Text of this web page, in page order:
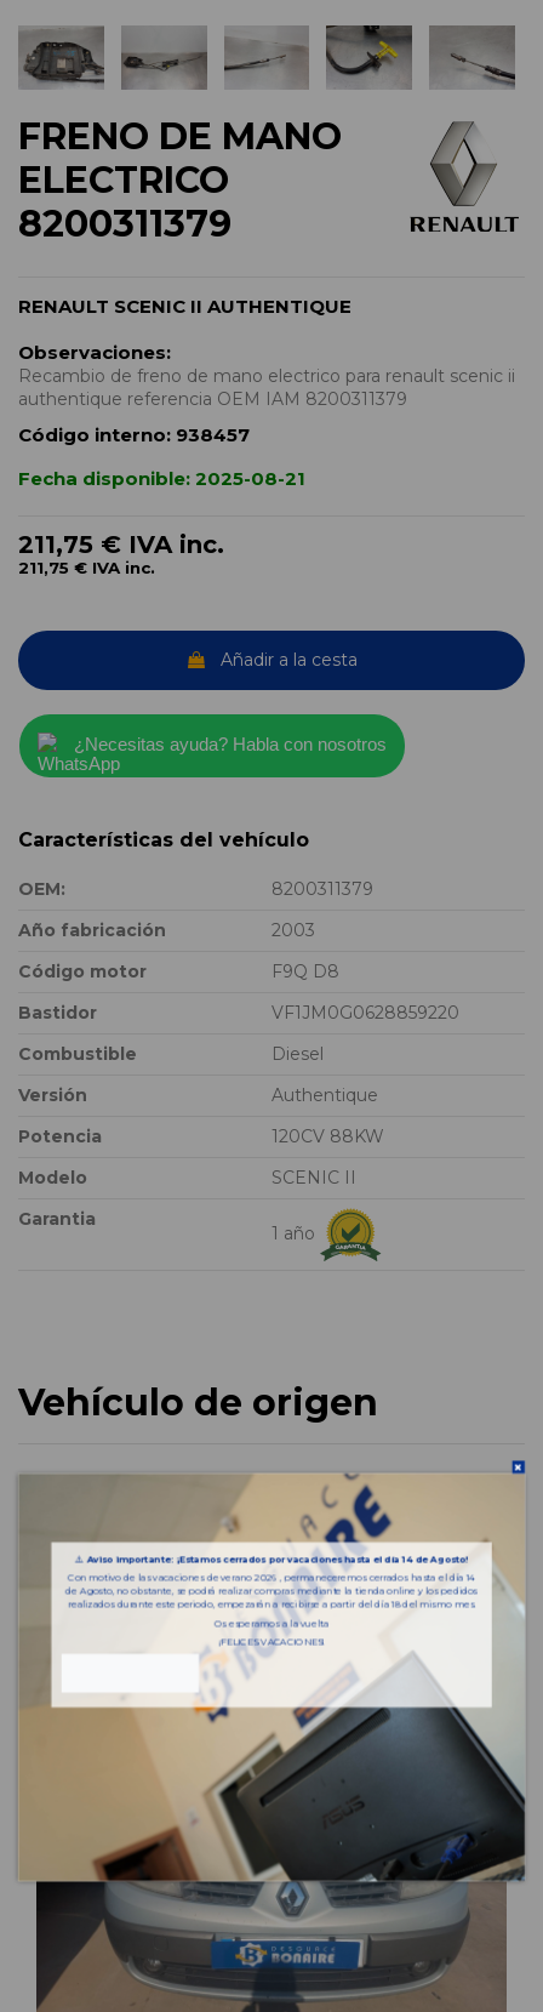
FRENO DE MANO
ELECTRICO
8200311379
RENAULT SCENIC II AUTHENTIQUE
Observaciones:
Recambio de freno de mano electrico para renault scenic ii
authentique referencia OEM IAM 8200311379
Código interno: 938457
Fecha disponible: 2025-08-21
211,75 € IVA inc.
211,75 € IVA inc.
Añadir a la cesta
¿Necesitas ayuda? Habla con nosotros
Características del vehículo
OEM:
8200311379
Año fabricación
2003
Código motor
F9Q D8
Bastidor
VF1JM0G0628859220
Combustible
Diesel
Versión
Authentique
Potencia
120CV 88KW
Modelo
SCENIC II
Garantia
1 año
Vehículo de origen
⚠️Aviso importante: ¡Estamos cerrados por vacaciones hasta el día 14 de Agosto!
Con motivo de las vacaciones de verano 2026 , permaneceremos cerrados hasta el día 14
de Agosto, no obstante, se podrá realizar compras mediante la tienda online y los pedidos
realizados durante este periodo, empezarán a recibirse a partir del día 18 del mismo mes.
Os esperamos a la vuelta
¡FELICES VACACIONES!